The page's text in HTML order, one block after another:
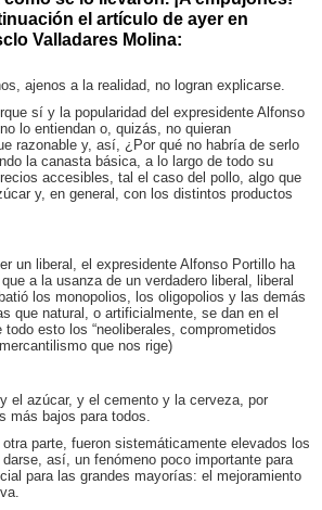
el artículo de ayer en
Valladares Molina:
ajenos a la realidad, no logran explicarse.
sí y la popularidad del expresidente Alfonso
lo entiendan o, quizás, no quieran
razonable y, así, ¿Por qué no habría de serlo
la canasta básica, a lo largo de todo su
accesibles, tal el caso del pollo, algo que
y, en general, con los distintos productos
un liberal, el expresidente Alfonso Portillo ha
a la usanza de un verdadero liberal, liberal
los monopolios, los oligopolios y las demás
que natural, o artificialmente, se dan en el
esto los “neoliberales, comprometidos
que nos rige)
el azúcar, y el cemento y la cerveza, por
más bajos para todos.
otra parte, fueron sistemáticamente elevados los
así, un fenómeno poco importante para
para las grandes mayorías: el mejoramiento